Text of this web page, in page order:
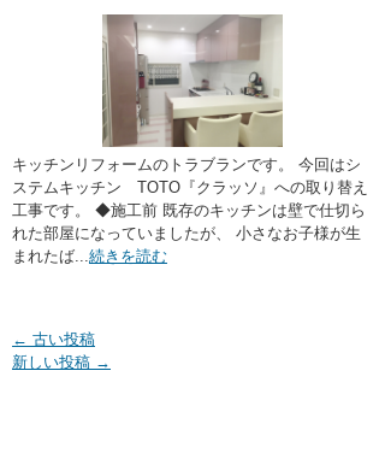
キッチンリフォームのトラブランです。 今回はシ
ステムキッチン TOTO『クラッソ』への取り替え
工事です。 ◆施工前 既存のキッチンは壁で仕切ら
れた部屋になっていましたが、 小さなお子様が生
まれたば...続きを読む
← 古い投稿
新しい投稿 →